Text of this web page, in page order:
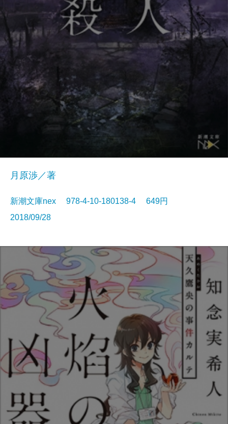
月原渉／著
新潮文庫nex 978-4-10-180138-4 649円
2018/09/28